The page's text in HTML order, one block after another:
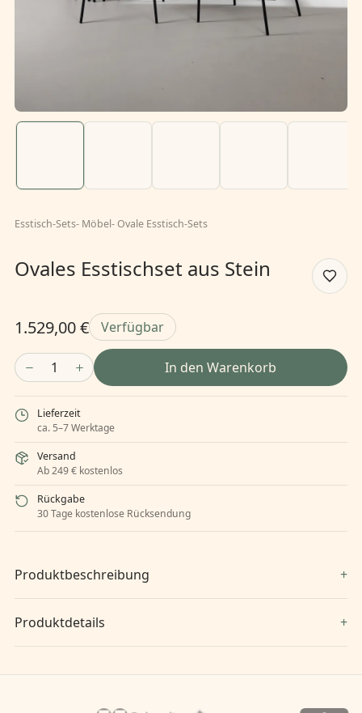
Esstisch-Sets- Möbel-Ovale Esstisch-Sets
Ovales Esstischset aus Stein
1.529,00 € Verfügbar
1 In den Warenkorb
Lieferzeit
ca. 5–7 Werktage
Versand
Ab 249 € kostenlos
Rückgabe
30 Tage kostenlose Rücksendung
Produktbeschreibung
Produktdetails